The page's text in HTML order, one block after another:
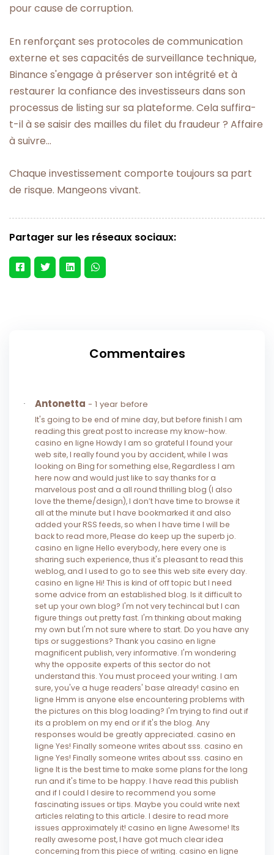
pour cause de corruption.
En renforçant ses protocoles de communication
externe et ses capacités de surveillance technique,
Binance s'engage à préserver son intégrité et à
restaurer la confiance des investisseurs dans son
processus de listing sur sa plateforme. Cela suffira-
t-il à se saisir des mailles du filet du fraudeur ? Affaire
à suivre…
Chaque investissement comporte toujours sa part
de risque. Mangeons vivant.
Partager sur les réseaux sociaux:
Commentaires
Antonetta - 1 year before
It's going to be end of mine day, but before finish I am
reading this great post to increase my know-how.
casino en ligne Howdy I am so grateful I found your
web site, I really found you by accident, while I was
looking on Bing for something else, Regardless I am
here now and would just like to say thanks for a
marvelous post and a all round thrilling blog (I also
love the theme/design), I don’t have time to browse it
all at the minute but I have bookmarked it and also
added your RSS feeds, so when I have time I will be
back to read more, Please do keep up the superb jo.
casino en ligne Hello everybody, here every one is
sharing such experience, thus it's pleasant to read this
weblog, and I used to go to see this web site every day.
casino en ligne Hi! This is kind of off topic but I need
some advice from an established blog. Is it difficult to
set up your own blog? I'm not very techincal but I can
figure things out pretty fast. I'm thinking about making
my own but I'm not sure where to start. Do you have any
tips or suggestions? Thank you casino en ligne
magnificent publish, very informative. I'm wondering
why the opposite experts of this sector do not
understand this. You must proceed your writing. I am
sure, you've a huge readers' base already! casino en
ligne Hmm is anyone else encountering problems with
the pictures on this blog loading? I'm trying to find out if
its a problem on my end or if it's the blog. Any
responses would be greatly appreciated. casino en
ligne Yes! Finally someone writes about sss. casino en
ligne Yes! Finally someone writes about sss. casino en
ligne It is the best time to make some plans for the long
run and it's time to be happy. I have read this publish
and if I could I desire to recommend you some
fascinating issues or tips. Maybe you could write next
articles relating to this article. I desire to read more
issues approximately it! casino en ligne Awesome! Its
really awesome post, I have got much clear idea
concerning from this piece of writing. casino en ligne